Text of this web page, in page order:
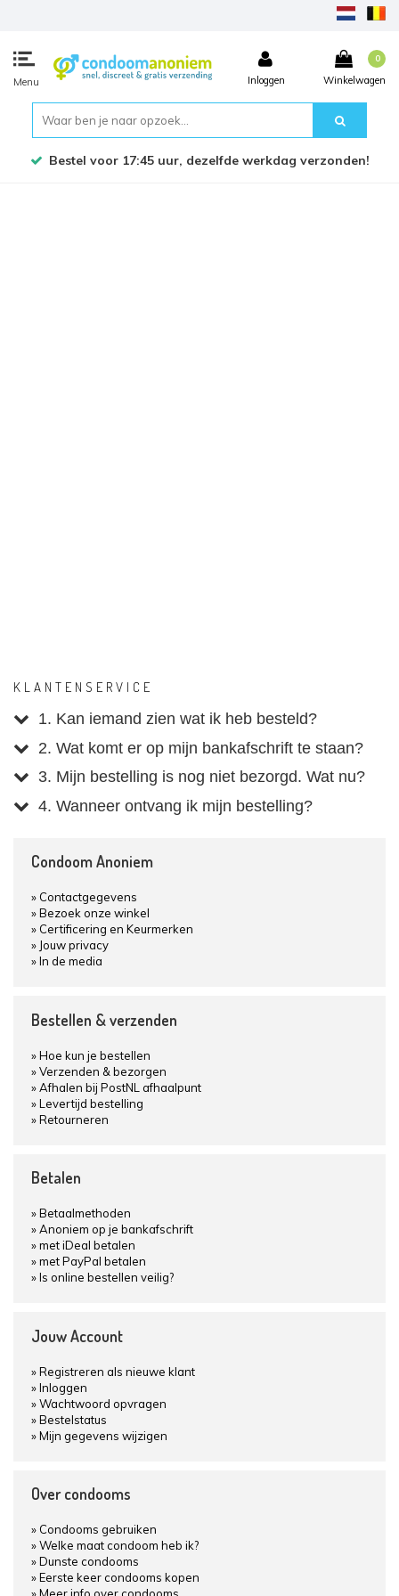
Menu Inloggen
0
Winkelwagen
Bestel voor 17:45 uur, dezelfde werkdag verzonden!
KLANTENSERVICE
1. Kan iemand zien wat ik heb besteld?
2. Wat komt er op mijn bankafschrift te staan?
3. Mijn bestelling is nog niet bezorgd. Wat nu?
4. Wanneer ontvang ik mijn bestelling?
Condoom Anoniem
Contactgegevens
Bezoek onze winkel
Certificering en Keurmerken
Jouw privacy
In de media
Bestellen & verzenden
Hoe kun je bestellen
Verzenden & bezorgen
Afhalen bij PostNL afhaalpunt
Levertijd bestelling
Retourneren
Betalen
Betaalmethoden
Anoniem op je bankafschrift
met iDeal betalen
met PayPal betalen
Is online bestellen veilig?
Jouw Account
Registreren als nieuwe klant
Inloggen
Wachtwoord opvragen
Bestelstatus
Mijn gegevens wijzigen
Over condooms
Condooms gebruiken
Welke maat condoom heb ik?
Dunste condooms
Eerste keer condooms kopen